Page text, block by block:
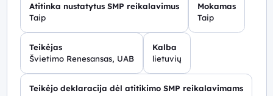
Atitinka nustatytus SMP reikalavimus
Taip
Mokamas
Taip
Teikėjas
Švietimo Renesansas, UAB
Kalba
lietuvių
Teikėjo deklaracija dėl atitikimo SMP reikalavimams